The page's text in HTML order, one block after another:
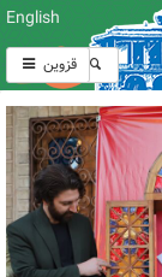
English
قزوین